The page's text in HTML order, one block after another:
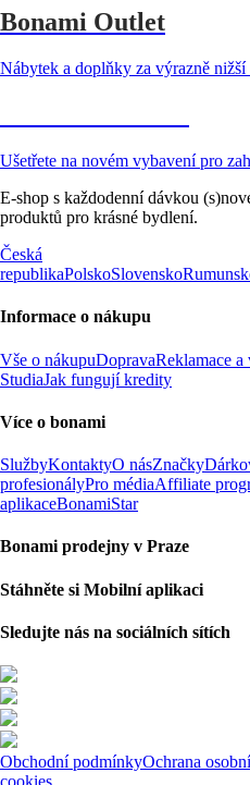
Bonami Outlet
Nábytek a doplňky za výrazně nižší
Ušetřete na novém vybavení pro
E-shop s každodenní dávkou
produktů pro krásné bydlení.
Česká
republikaPolskoSlovensko
Informace o nákupu
Vše o nákupuDopravaReklamace a
StudiaJak fungují kredity
Více o bonami
SlužbyKontaktyO násZnačky
profesionályPro médiaAffiliate
aplikaceBonamiStar
Bonami prodejny v Praze
Stáhněte si Mobilní aplikaci
Sledujte nás na sociálních sítích
Obchodní podmínkyOchrana